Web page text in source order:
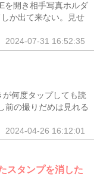
を開き相手写真ホルダ
か出て来ない。見せ
2024-07-31 16:52:35
何度タップしても読
前の撮りだめは見れる
2024-04-26 16:12:01
スタンプを消した